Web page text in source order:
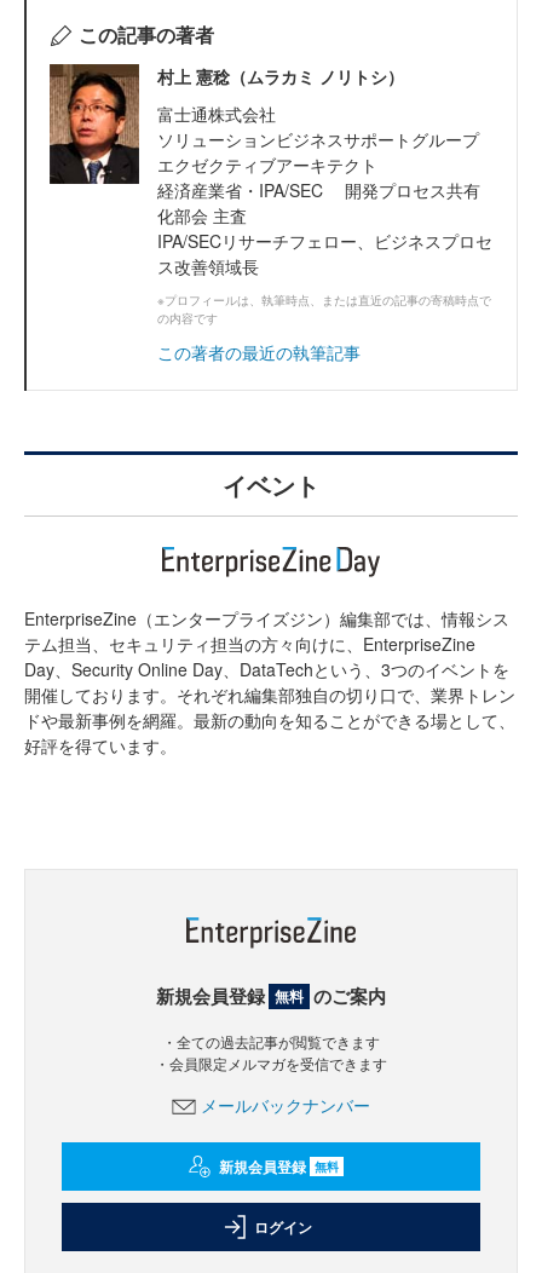
この記事の著者
村上 憲稔（ムラカミ ノリトシ）
富士通株式会社
ソリューションビジネスサポートグループ
エクゼクティブアーキテクト
経済産業省・IPA/SEC 開発プロセス共有
化部会 主査
IPA/SECリサーチフェロー、ビジネスプロセ
ス改善領域長
※プロフィールは、執筆時点、または直近の記事の寄稿時点で
の内容です
この著者の最近の執筆記事
イベント
EnterpriseZine（エンタープライズジン）編集部では、情報シス
テム担当、セキュリティ担当の方々向けに、EnterpriseZine
Day、Security Online Day、DataTechという、3つのイベントを
開催しております。それぞれ編集部独自の切り口で、業界トレン
ドや最新事例を網羅。最新の動向を知ることができる場として、
好評を得ています。
新規会員登録 無料 のご案内
・全ての過去記事が閲覧できます
・会員限定メルマガを受信できます
メールバックナンバー
新規会員登録 無料
ログイン